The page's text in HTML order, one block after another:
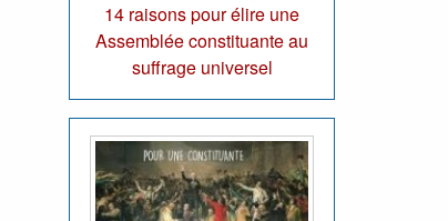
14 raisons pour élire une
Assemblée constituante au
suffrage universel